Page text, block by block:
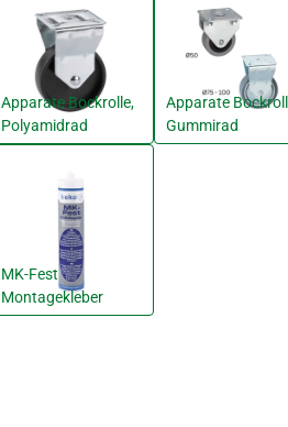
Apparate Bockrolle,
Polyamidrad
Apparate
Gummirad
MK-Fest
Montagekleber